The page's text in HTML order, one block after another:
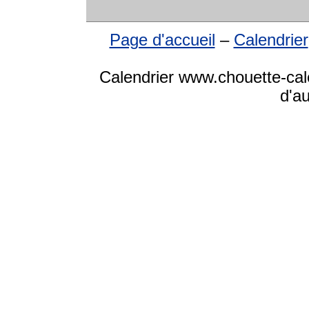
Page d'accueil – Calendrier
Calendrier www.chouette-